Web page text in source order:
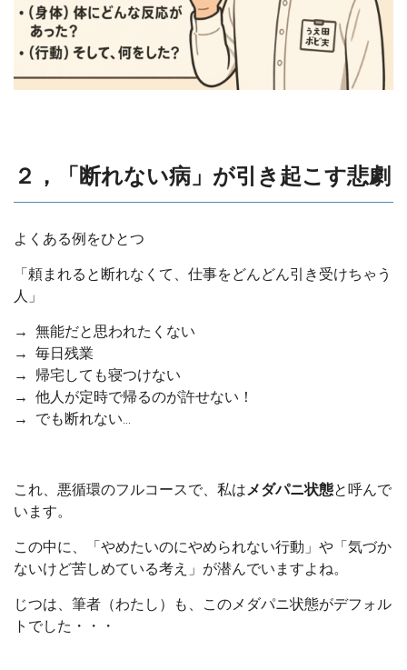
２，「断れない病」が引き起こす悲劇
よくある例をひとつ
「頼まれると断れなくて、仕事をどんどん引き受けちゃう
人」
→ 無能だと思われたくない
→ 毎日残業
→ 帰宅しても寝つけない
→ 他人が定時で帰るのが許せない！
→ でも断れない…
これ、悪循環のフルコースで、私はメダパニ状態と呼んで
います。
この中に、「やめたいのにやめられない行動」や「気づか
ないけど苦しめている考え」が潜んでいますよね。
じつは、筆者（わたし）も、このメダパニ状態がデフォル
トでした・・・